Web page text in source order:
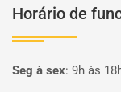
Horário de
Seg à sex: 9h às